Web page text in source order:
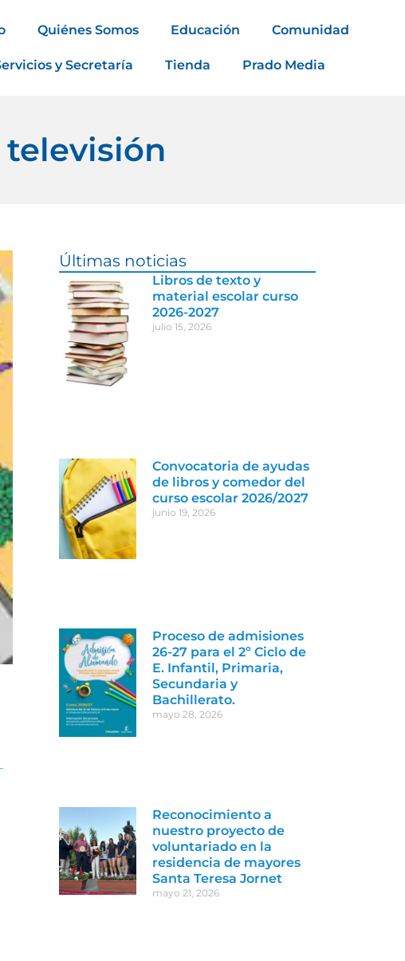
Quiénes Somos Educación Comunidad
y Secretaría Tienda Prado Media
televisión
Últimas noticias
Libros de texto y
material escolar curso
2026-2027
julio 15, 2026
Convocatoria de ayudas
de libros y comedor del
curso escolar 2026/2027
junio 19, 2026
Proceso de admisiones
26-27 para el 2º Ciclo de
E. Infantil, Primaria,
Secundaria y
Bachillerato.
mayo 28, 2026
Reconocimiento a
nuestro proyecto de
voluntariado en la
residencia de mayores
Santa Teresa Jornet
mayo 21, 2026